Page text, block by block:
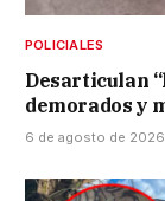
POLICIALES
Desarticulan
demorados y
6 de agosto de 2026